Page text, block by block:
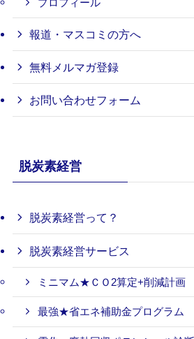
プロフィール
報道・マスコミの方へ
無料メルマガ登録
お問い合わせフォーム
脱炭素経営
脱炭素経営って？
脱炭素経営サービス
ミニマム★ＣＯ2算定+削減計画
最強★省エネ補助金プログラム